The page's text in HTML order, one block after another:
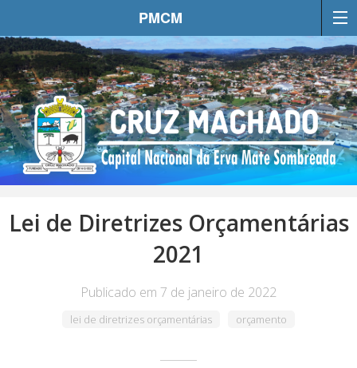
PMCM
Lei de Diretrizes Orçamentárias
2021
Publicado em 7 de janeiro de 2022
lei de diretrizes orçamentárias orçamento